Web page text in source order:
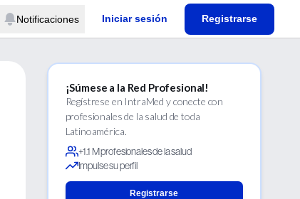
Notificaciones Iniciar sesión Registrarse
¡Súmese a la Red Profesional!
Regístrese en IntraMed y conecte con
profesionales de la salud de toda
Latinoamérica.
+1.1 M profesionales de la salud
Impulse su perfil
Registrarse